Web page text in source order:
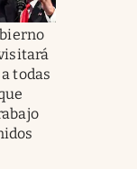
todas